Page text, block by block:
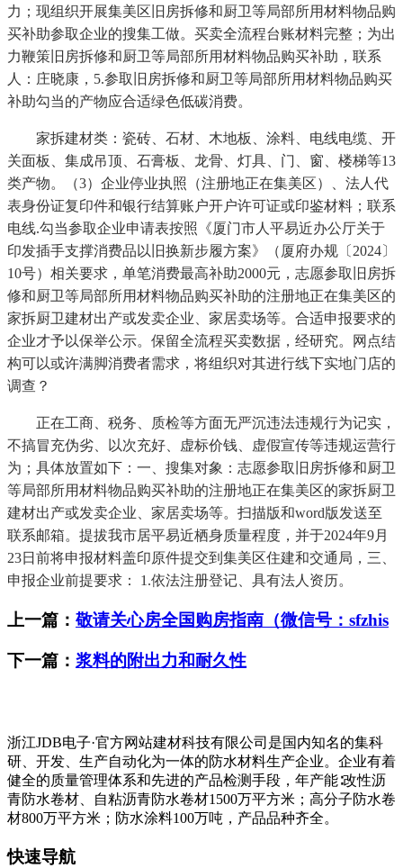
力；现组织开展集美区旧房拆修和厨卫等局部所用材料物品购
买补助参取企业的搜集工做。买卖全流程台账材料完整；为出
力鞭策旧房拆修和厨卫等局部所用材料物品购买补助，联系
人：庄晓康，5.参取旧房拆修和厨卫等局部所用材料物品购买
补助勾当的产物应合适绿色低碳消费。
家拆建材类：瓷砖、石材、木地板、涂料、电线电缆、开
关面板、集成吊顶、石膏板、龙骨、灯具、门、窗、楼梯等13
类产物。（3）企业停业执照（注册地正在集美区）、法人代
表身份证复印件和银行结算账户开户许可证或印鉴材料；联系
电线.勾当参取企业申请表按照《厦门市人平易近办公厅关于
印发插手支撑消费品以旧换新步履方案》（厦府办规〔2024〕
10号）相关要求，单笔消费最高补助2000元，志愿参取旧房拆
修和厨卫等局部所用材料物品购买补助的注册地正在集美区的
家拆厨卫建材出产或发卖企业、家居卖场等。合适申报要求的
企业才予以保举公示。保留全流程买卖数据，经研究。网点结
构可以或许满脚消费者需求，将组织对其进行线下实地门店的
调查？
正在工商、税务、质检等方面无严沉违法违规行为记实，
不搞冒充伪劣、以次充好、虚标价钱、虚假宣传等违规运营行
为；具体放置如下：一、搜集对象：志愿参取旧房拆修和厨卫
等局部所用材料物品购买补助的注册地正在集美区的家拆厨卫
建材出产或发卖企业、家居卖场等。扫描版和word版发送至
联系邮箱。提拔我市居平易近栖身质量程度，并于2024年9月
23日前将申报材料盖印原件提交到集美区住建和交通局，三、
申报企业前提要求： 1.依法注册登记、具有法人资历。
上一篇： 敬请关心房全国购房指南（微信号：sfzhis
下一篇： 浆料的附出力和耐久性
浙江JDB电子·官方网站建材科技有限公司是国内知名的集科
研、开发、生产自动化为一体的防水材料生产企业。企业有着
健全的质量管理体系和先进的产品检测手段，年产能∶改性沥
青防水卷材、自粘沥青防水卷材1500万平方米；高分子防水卷
材800万平方米；防水涂料100万吨，产品品种齐全。
快速导航